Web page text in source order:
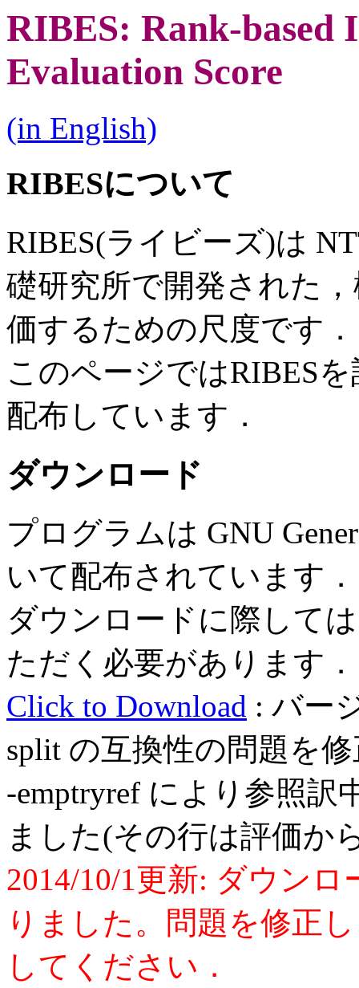
RIBES: Rank-
Evaluation Score
(in English)
RIBESについて
RIBES(ライビーズ)は
礎研究所で開発された
価するための尺度です．
このページではRIBES
配布しています．
ダウンロード
プログラムは GNU
いて配布されています．
ダウンロードに際して
ただく必要があります．
Click to Download : バー
split の互換性の問題を
-emptryref により参照
ました(その行は評価か
2014/10/1更新: ダウン
りました。問題を修正
してください．